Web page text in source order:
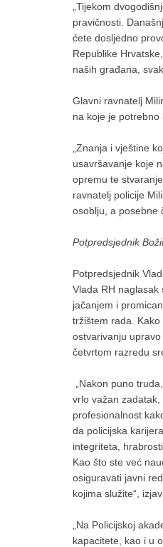
„Tijekom
pravičnosti.
ćete dosljedno
Republike
naših građana,
Glavni ravnatelj
na koje je potrebno
„Znanja i vještine
usavršavanje koje
opremu te
ravnatelj policije
osoblju, a posebne
Potpredsjednik
Potpredsjednik
Vlada RH naglasak
jačanjem i
tržištem rada.
ostvarivanju
četvrtom razredu
„Nakon puno
vrlo važan
profesionalnost
da policijska
integriteta,
Kao što ste već
osiguravati javni
kojima služite“,
„Na Policijskoj
kapacitete, kao i u